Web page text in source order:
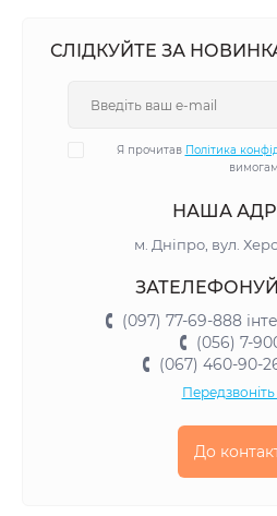
СЛІДКУЙТЕ ЗА
Я прочитав Політика
НАША
м. Дніпро, вул.
(097) 77-69-888
(056) 7-
(067) 460-90-
Передзвоніть
До